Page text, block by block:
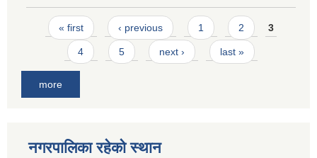
Pages
« first ‹ previous 1 2 3
4 5 next › last »
more
नगरपालिका रहेको स्थान